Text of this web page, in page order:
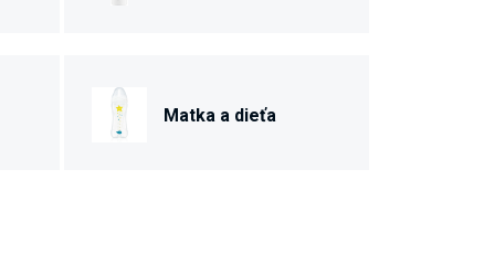
Matka a dieťa